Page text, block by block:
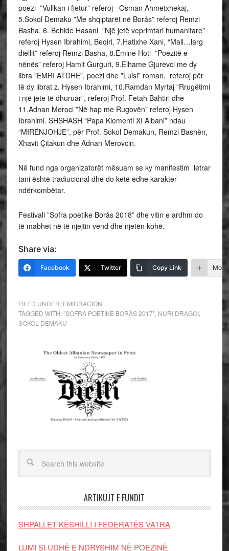
poezi ”Vullkan i fjetur” referoj Osman Ahmetxhekaj,
5.Sokol Demaku ”Me shqiptarët në Borås” referoj Remzi
Basha, 6. Behide Hasani ”Një jetë veprimtari humanitare”
referoj Hysen Ibrahimi, Beqiri, 7.Hatixhe Xani, “Mall…larg
diellit” referoj Remzi Basha, 8.Emine Hoti ”Poezitë e
nënës” referoj Hamit Gurguri, 9.Elhame Gjurevci me dy
libra ”EMRI ATDHE”, poezi dhe ”Luisi” roman, referoj për
të dy librat z. Hysen Ibrahimi, 10.Ramdan Myrtaj ”Rrugëtimi
i një jete të dhuruar”, referoj Prof. Fetah Bahtiri dhe
11.Adnan Meroci ”Në hap me Rugovën” referoj Hysen
Ibrahimi. SHSHASH “Papa Klementi XI Albani” ndau
“MIRËNJOHJE”, për Prof. Sokol Demakun, Remzi Bashën,
Xhavit Çitakun dhe Adnan Merovcin.
Në fund nga organizatorët mësuam se ky manifestim letrar
tani është tradiucional dhe do ketë edhe karakter
ndërkombëtar.
Festivali ”Sofra poetike Borås 2018” dhe vitin e ardhm do
të mabhet në të njejtin vend dhe njetën kohë.
Share via:
Facebook Twitter Copy Link More
FILED UNDER: EMIGRACION
TAGGED WITH:”SOFRA POETIKE BORÅS 2017”, NURI DRAGOI,
SOKOL DEMAKU
ARTIKUJT E FUNDIT
SHPALLET KËSHILLI I FEDERATËS VATRA
LUMI SI UDHË E NDRYSHIM NË POEZINË